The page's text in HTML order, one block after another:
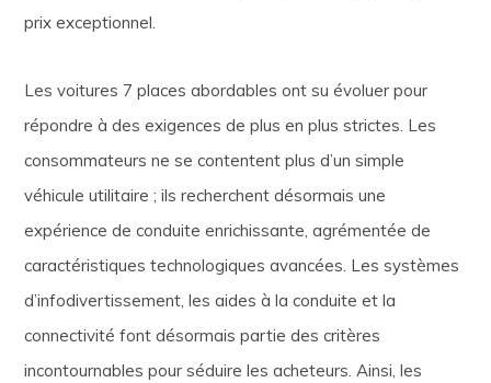
prix exceptionnel.
Les voitures 7 places abordables ont su évoluer pour
répondre à des exigences de plus en plus strictes. Les
consommateurs ne se contentent plus d’un simple
véhicule utilitaire ; ils recherchent désormais une
expérience de conduite enrichissante, agrémentée de
caractéristiques technologiques avancées. Les systèmes
d’infodivertissement, les aides à la conduite et la
connectivité font désormais partie des critères
incontournables pour séduire les acheteurs. Ainsi, les